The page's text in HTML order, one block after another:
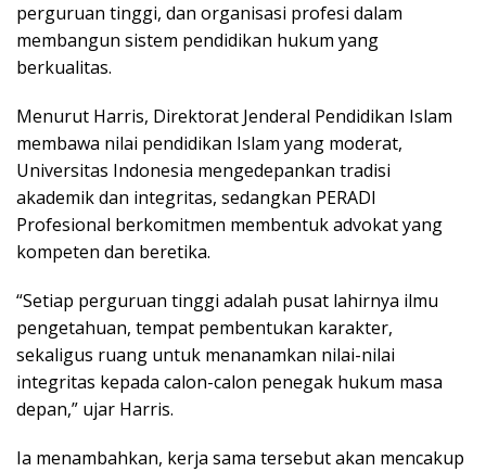
perguruan tinggi, dan organisasi profesi dalam
membangun sistem pendidikan hukum yang
berkualitas.
Menurut Harris, Direktorat Jenderal Pendidikan Islam
membawa nilai pendidikan Islam yang moderat,
Universitas Indonesia mengedepankan tradisi
akademik dan integritas, sedangkan PERADI
Profesional berkomitmen membentuk advokat yang
kompeten dan beretika.
“Setiap perguruan tinggi adalah pusat lahirnya ilmu
pengetahuan, tempat pembentukan karakter,
sekaligus ruang untuk menanamkan nilai-nilai
integritas kepada calon-calon penegak hukum masa
depan,” ujar Harris.
Ia menambahkan, kerja sama tersebut akan mencakup